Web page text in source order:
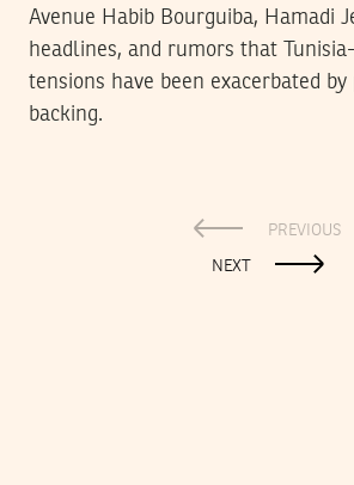
Avenue Habib Bourguiba, Hamadi
headlines, and rumors that
tensions have been exacerbated
backing.
PREVIOUS
NEXT